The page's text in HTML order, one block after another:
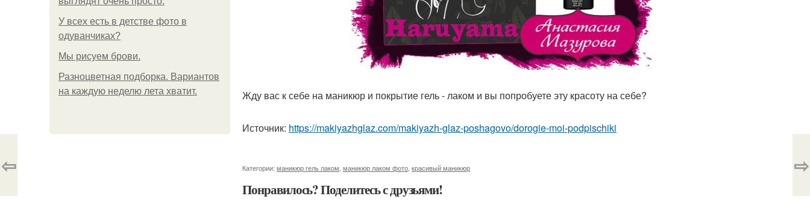
У всех есть в детстве фото в
одуванчиках?
Мы рисуем брови.
Разноцветная подборка. Вариантов
на каждую неделю лета хватит.
Жду вас к себе на маникюр и покрытие гель - лаком и вы попробуете эту красоту на себе?
Источник: https://makiyazhglaz.com/makiyazh-glaz-poshagovo/dorogie-moi-podpischiki
Категории: маникюр гель лаком маникюр лаком фото красивый маникюр
Понравилось? Поделитесь с друзьями!
⇦ ⇨